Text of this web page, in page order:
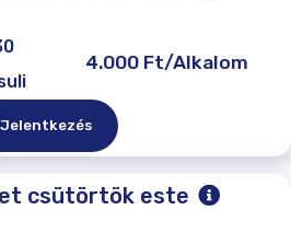
4.000 Ft/Alkalom
Jelentkezés
csütörtök este